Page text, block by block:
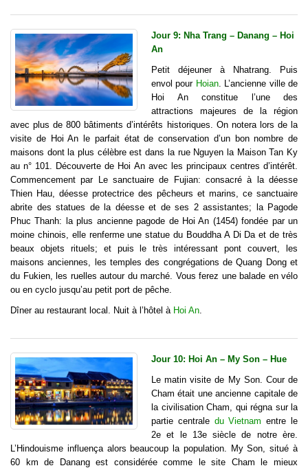
Jour 9: Nha Trang – Danang – Hoi
An
Petit déjeuner à Nhatrang. Puis
envol pour Hoian. L’ancienne ville de
Hoi An constitue l’une des
attractions majeures de la région
avec plus de 800 bâtiments d’intérêts historiques. On notera lors de la
visite de Hoi An le parfait état de conservation d’un bon nombre de
maisons dont la plus célèbre est dans la rue Nguyen la Maison Tan Ky
au n° 101. Découverte de Hoi An avec les principaux centres d’intérêt.
Commencement par Le sanctuaire de Fujian: consacré à la déesse
Thien Hau, déesse protectrice des pêcheurs et marins, ce sanctuaire
abrite des statues de la déesse et de ses 2 assistantes; la Pagode
Phuc Thanh: la plus ancienne pagode de Hoi An (1454) fondée par un
moine chinois, elle renferme une statue du Bouddha A Di Da et de très
beaux objets rituels; et puis le très intéressant pont couvert, les
maisons anciennes, les temples des congrégations de Quang Dong et
du Fukien, les ruelles autour du marché. Vous ferez une balade en vélo
ou en cyclo jusqu’au petit port de pêche.
Dîner au restaurant local. Nuit à l’hôtel à Hoi An
Jour 10: Hoi An – My Son – Hue
Le matin visite de My Son. Cour de
Cham était une ancienne capitale de
la civilisation Cham, qui régna sur la
partie centrale du Vietnam entre le
2e et le 13e siècle de notre ère.
L’Hindouisme influença alors beaucoup la population. My Son, situé à
60 km de Danang est considérée comme le site Cham le mieux